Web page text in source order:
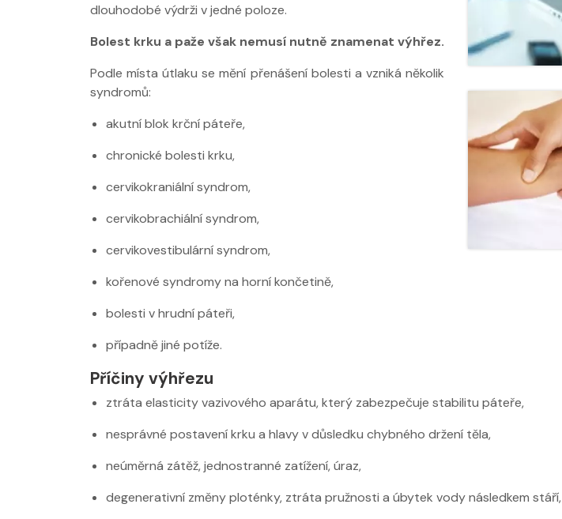
dlouhodobé výdrži v jedné poloze.
Bolest krku a paže však nemusí nutně znamenat výhřez.
Podle místa útlaku se mění přenášení bolesti a vzniká několik
syndromů:
akutní blok krční páteře,
chronické bolesti krku,
cervikokraniální syndrom,
cervikobrachiální syndrom,
cervikovestibulární syndrom,
kořenové syndromy na horní končetině,
bolesti v hrudní páteři,
případně jiné potíže.
Příčiny výhřezu
ztráta elasticity vazivového aparátu, který zabezpečuje stabilitu páteře,
nesprávné postavení krku a hlavy v důsledku chybného držení těla,
neúměrná zátěž, jednostranné zatížení, úraz,
degenerativní změny ploténky, ztráta pružnosti a úbytek vody následkem stáří,
Nabídka masáží